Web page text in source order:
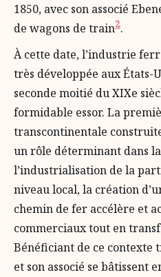
1850, avec son associé
de wagons de train2.
À cette date, l’industrie
très développée aux États-
seconde moitié du XIXe
formidable essor. La
transcontinentale
un rôle déterminant dans
l’industrialisation de la
niveau local, la création
chemin de fer accélère et
commerciaux tout en
Bénéficiant de ce contexte
et son associé se bâtissent